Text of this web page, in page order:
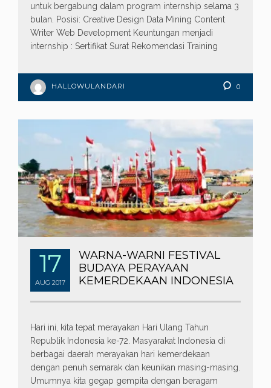
untuk bergabung dalam program internship selama 3
bulan. Posisi: Creative Design Data Mining Content
Writer Web Development Keuntungan menjadi
internship : Sertifikat Surat Rekomendasi Training
HALLOWULANDARI 0
17
AUG 2017
WARNA-WARNI FESTIVAL
BUDAYA PERAYAAN
KEMERDEKAAN INDONESIA
Hari ini, kita tepat merayakan Hari Ulang Tahun
Republik Indonesia ke-72. Masyarakat Indonesia di
berbagai daerah merayakan hari kemerdekaan
dengan penuh semarak dan keunikan masing-masing.
Umumnya kita gegap gempita dengan beragam